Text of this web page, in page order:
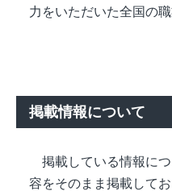
力をいただいた全国の
掲載情報について
掲載している情報につ
容をそのまま掲載して